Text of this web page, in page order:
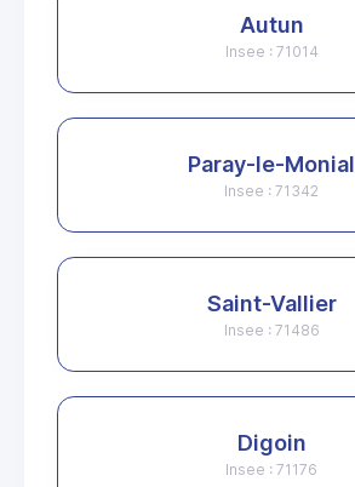
Autun
Insee : 71014
Paray-le-Monial
Insee : 71342
Saint-Vallier
Insee : 71486
Digoin
Insee : 71176